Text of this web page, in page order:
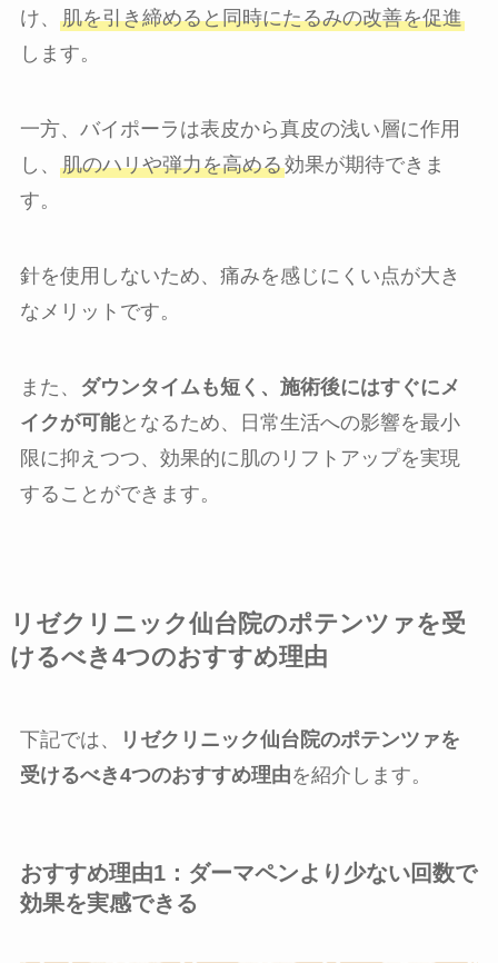
け、 肌を引き締めると同時にたるみの改善を促進
します。
一方、バイポーラは表皮から真皮の浅い層に作用
し、 肌のハリや弾力を高める効果が期待できま
す。
針を使用しないため、痛みを感じにくい点が大き
なメリットです。
また、 ダウンタイムも短く、施術後にはすぐにメ
イクが可能となるため、日常生活への影響を最小
限に抑えつつ、効果的に肌のリフトアップを実現
することができます。
リゼクリニック仙台院のポテンツァを受
けるべき4つのおすすめ理由
下記では、
リゼクリニック仙台院のポテンツァを
受けるべき4つのおすすめ理由を紹介します。
おすすめ理由1：ダーマペンより少ない回数で
効果を実感できる